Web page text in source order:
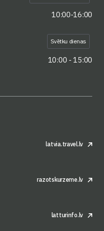
10:00-16:00
Svētku dienas
10:00 - 15:00
latvia.travel.lv
razotskurzeme.lv
latturinfo.lv